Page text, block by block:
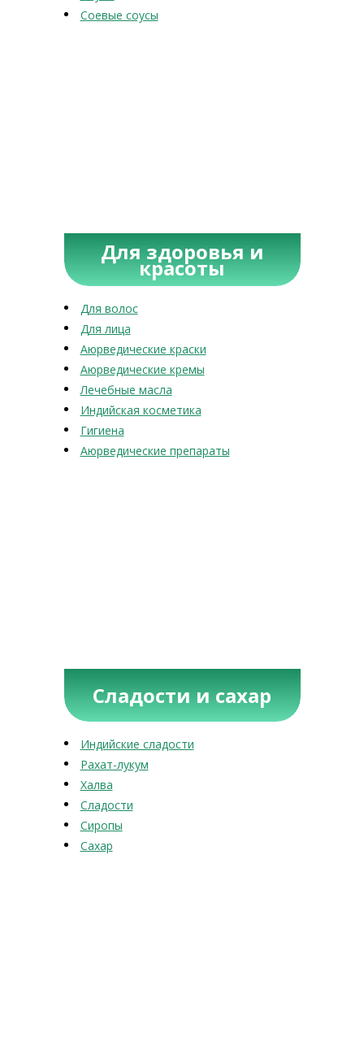
Соевые соусы
Для здоровья и
красоты
Для волос
Для лица
Аюрведические краски
Аюрведические кремы
Лечебные масла
Индийская косметика
Гигиена
Аюрведические препараты
Сладости и сахар
Индийские сладости
Рахат-лукум
Халва
Сладости
Сиропы
Сахар